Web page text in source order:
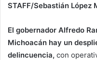
STAFF/Sebastián López
El gobernador Alfredo
Michoacán hay un
delincuencia, con